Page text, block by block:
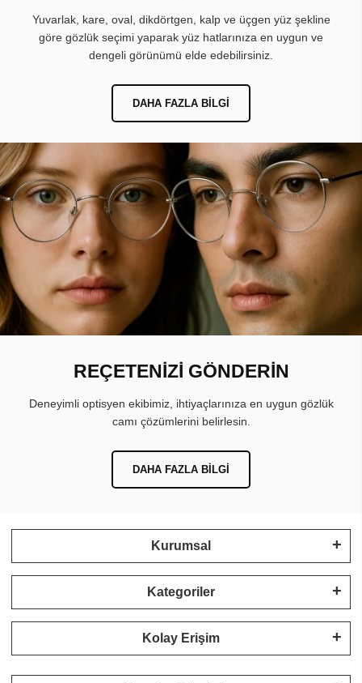
Yuvarlak, kare, oval, dikdörtgen, kalp ve üçgen yüz şekline
göre gözlük seçimi yaparak yüz hatlarınıza en uygun ve
dengeli görünümü elde edebilirsiniz.
DAHA FAZLA BILGI
REÇETENİZİ GÖNDERİN
Deneyimli optisyen ekibimiz, ihtiyaçlarınıza en uygun gözlük
camı çözümlerini belirlesin.
DAHA FAZLA BILGI
Kurumsal
Kategoriler
Kolay Erişim